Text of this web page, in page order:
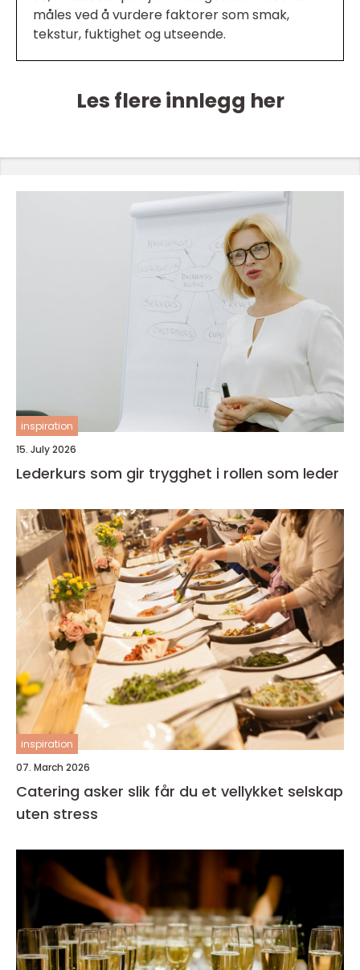
måles ved å vurdere faktorer som smak,
tekstur, fuktighet og utseende.
Les flere innlegg her
inspiration
15. July 2026
Lederkurs som gir trygghet i rollen som leder
inspiration
07. March 2026
Catering asker slik får du et vellykket selskap
uten stress